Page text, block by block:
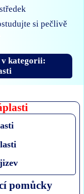
pomůcky
si pečlivě
v kategorii: